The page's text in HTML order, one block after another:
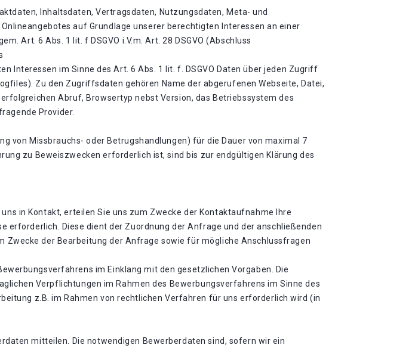
Inhaltsdaten, Vertragsdaten, Nutzungsdaten, Meta- und
auf Grundlage unserer berechtigten Interessen an einer
Art. 6 Abs. 1 lit. f DSGVO i.V.m. Art. 28 DSGVO (Abschluss
Interessen im Sinne des Art. 6 Abs. 1 lit. f. DSGVO Daten über jeden Zugriff
Zu den Zugriffsdaten gehören Name der abgerufenen Webseite, Datei,
Abruf, Browsertyp nebst Version, das Betriebssystem des
Provider.
von Missbrauchs- oder Betrugshandlungen) für die Dauer von maximal 7
zu Beweiszwecken erforderlich ist, sind bis zur endgültigen Klärung des
in Kontakt, erteilen Sie uns zum Zwecke der Kontaktaufnahme Ihre
erforderlich. Diese dient der Zuordnung der Anfrage und der anschließenden
Zwecke der Bearbeitung der Anfrage sowie für mögliche Anschlussfragen
im Einklang mit den gesetzlichen Vorgaben. Die
Verpflichtungen im Rahmen des Bewerbungsverfahrens im Sinne des
z.B. im Rahmen von rechtlichen Verfahren für uns erforderlich wird (in
mitteilen. Die notwendigen Bewerberdaten sind, sofern wir ein